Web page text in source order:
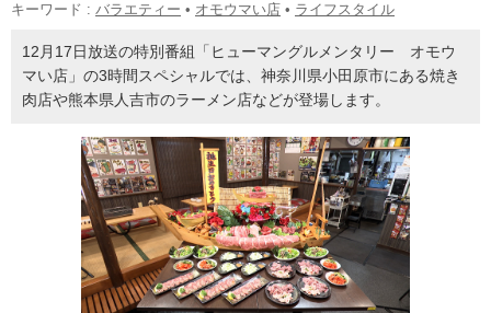
キーワード : バラエティー • オモウマい店 • ライフスタイル
12月17日放送の特別番組「ヒューマングルメンタリー オモウ
マい店」の3時間スペシャルでは、神奈川県小田原市にある焼き
肉店や熊本県人吉市のラーメン店などが登場します。